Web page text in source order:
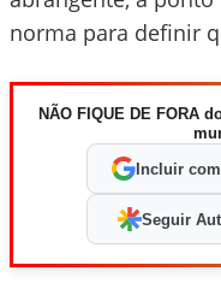
norma para definir
NÃO FIQUE DE FORA
Incluir
Seguir